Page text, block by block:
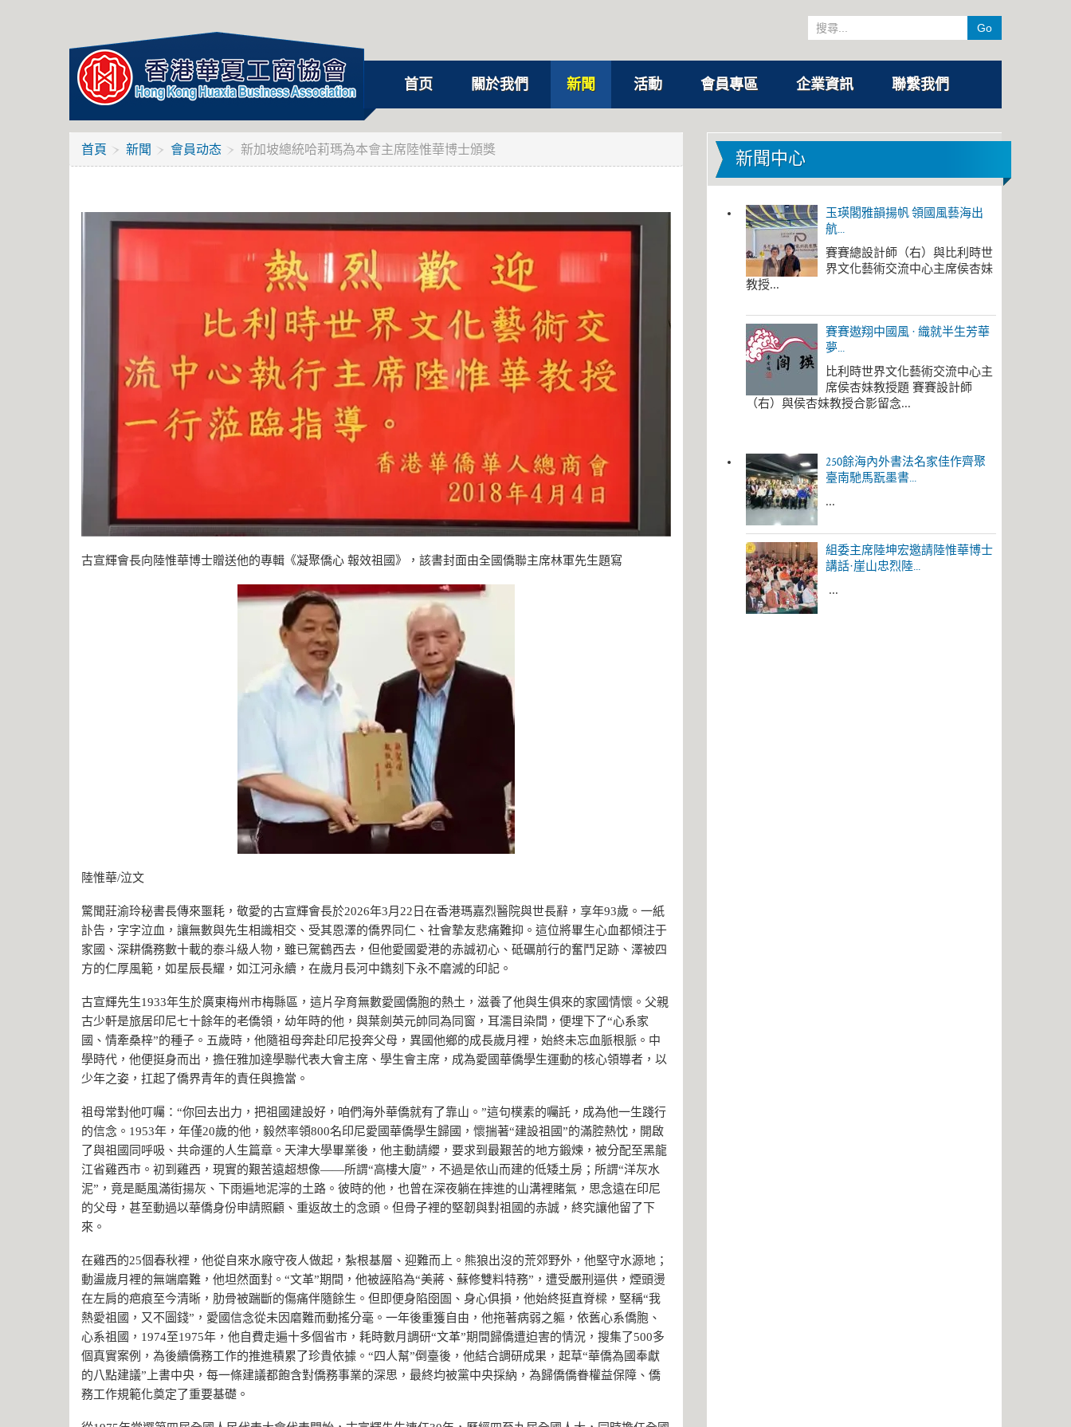
Go
首页 關於我們 新聞 活動 會員專區 企業資訊 聯繫我們
首頁 新聞 會員动态 新加坡總統哈莉瑪為本會主席陸惟華博士頒獎
古宣輝會長向陸惟華博士贈送他的專輯《凝聚僑心 報效祖國》，該書封面由全國僑聯主席林軍先生題寫
陸惟華/泣文
‍驚聞莊渝玲秘書長傳來噩耗，敬愛的古宣輝會長於2026年3月22日在香港瑪嘉烈醫院與世長辭，享年93歲。一紙
訃告，字字泣血，讓無數與先生相識相交、受其恩澤的僑界同仁、社會摯友悲痛難抑。這位將畢生心血都傾注于
家國、深耕僑務數十載的泰斗級人物，雖已駕鶴西去，但他愛國愛港的赤誠初心、砥礪前行的奮鬥足跡、澤被四
方的仁厚風範，如星辰長耀，如江河永續，在歲月長河中鐫刻下永不磨滅的印記。
古宣輝先生1933年生於廣東梅州市梅縣區，這片孕育無數愛國僑胞的熱土，滋養了他與生俱來的家國情懷。父親
古少軒是旅居印尼七十餘年的老僑領，幼年時的他，與葉劍英元帥同為同窗，耳濡目染間，便埋下了“心系家
國、情牽桑梓”的種子。五歲時，他隨祖母奔赴印尼投奔父母，異國他鄉的成長歲月裡，始終未忘血脈根脈。中
學時代，他便挺身而出，擔任雅加達學聯代表大會主席、學生會主席，成為愛國華僑學生運動的核心領導者，以
少年之姿，扛起了僑界青年的責任與擔當。
祖母常對他叮囑：“你回去出力，把祖國建設好，咱們海外華僑就有了靠山。”這句樸素的囑託，成為他一生踐行
的信念。1953年，年僅20歲的他，毅然率領800名印尼愛國華僑學生歸國，懷揣著“建設祖國”的滿腔熱忱，開啟
了與祖國同呼吸、共命運的人生篇章。天津大學畢業後，他主動請纓，要求到最艱苦的地方鍛煉，被分配至黑龍
江省雞西市。初到雞西，現實的艱苦遠超想像——所謂“高樓大廈”，不過是依山而建的低矮土房；所謂“洋灰水
泥”，竟是颳風滿街揚灰、下雨遍地泥濘的土路。彼時的他，也曾在深夜躺在摔進的山溝裡賭氣，思念遠在印尼
的父母，甚至動過以華僑身份申請照顧、重返故土的念頭。但骨子裡的堅韌與對祖國的赤誠，終究讓他留了下
來。
在雞西的25個春秋裡，他從自來水廠守夜人做起，紮根基層、迎難而上。熊狼出沒的荒郊野外，他堅守水源地；
動盪歲月裡的無端磨難，他坦然面對。“文革”期間，他被誣陷為“美蔣、蘇修雙料特務”，遭受嚴刑逼供，煙頭燙
在左肩的疤痕至今清晰，肋骨被踹斷的傷痛伴隨餘生。但即便身陷囹圄、身心俱損，他始終挺直脊樑，堅稱“我
熱愛祖國，又不圖錢”，愛國信念從未因磨難而動搖分毫。一年後重獲自由，他拖著病弱之軀，依舊心系僑胞、
心系祖國，1974至1975年，他自費走遍十多個省市，耗時數月調研“文革”期間歸僑遭迫害的情況，搜集了500多
個真實案例，為後續僑務工作的推進積累了珍貴依據。“四人幫”倒臺後，他結合調研成果，起草“華僑為國奉獻
的八點建議”上書中央，每一條建議都飽含對僑務事業的深思，最終均被黨中央採納，為歸僑僑眷權益保障、僑
務工作規範化奠定了重要基礎。
新聞中心
玉瑛閣雅韻揚帆 領國風藝海出
航...
賽賽總設計師（右）與比利時世
界文化藝術交流中心主席侯杏妹
教授...
賽賽遨翔中國風 · 織就半生芳華
夢...
比利時世界文化藝術交流中心主
席侯杏妹教授題 賽賽設計師
（右）與侯杏妹教授合影留念...
250餘海內外書法名家佳作齊聚
臺南馳馬翫墨書...
...
組委主席陸坤宏邀請陸惟華博士
講話·崖山忠烈陸...
...